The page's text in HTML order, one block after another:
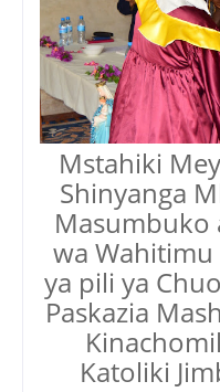
Mstahiki
Shinyanga
Masumbuko
wa
ya pili ya
Paskazia
Katoliki